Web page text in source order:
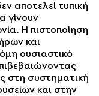
αποτελεί τυπική
γίνουν
Η πιστοποίηση
και
ουσιαστικό
στη συστηματική
και στην